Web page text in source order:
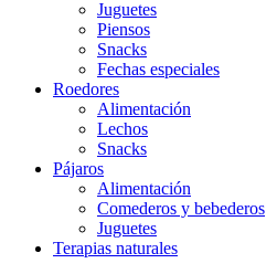
Juguetes
Piensos
Snacks
Fechas especiales
Roedores
Alimentación
Lechos
Snacks
Pájaros
Alimentación
Comederos y bebederos
Juguetes
Terapias naturales